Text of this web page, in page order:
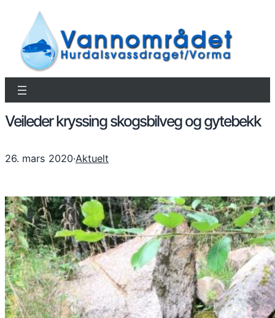
Veileder kryssing skogsbilveg og gytebekk
26. mars 2020·Aktuelt